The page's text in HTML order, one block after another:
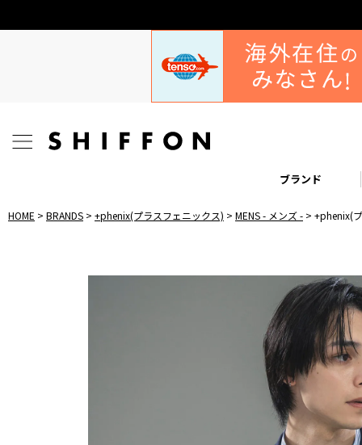
ブランド
HOME BRANDS +phenix(プラスフェニックス) MENS - メンズ - +phenix(